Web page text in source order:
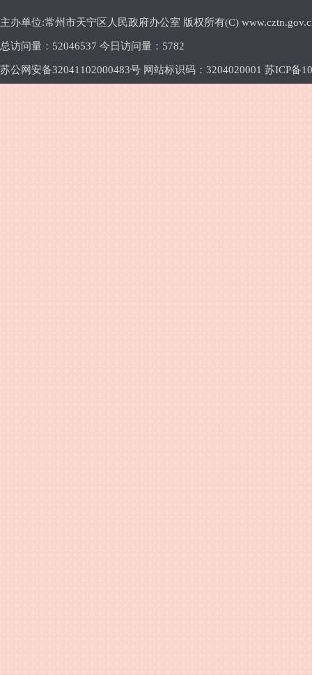
主办单位:常州市天宁区人民政府办公室 版权所有(C)
总访问量： 52046537 今日访问量： 5782
苏公网安备32041102000483号 网站标识码：3204020001 苏ICP备